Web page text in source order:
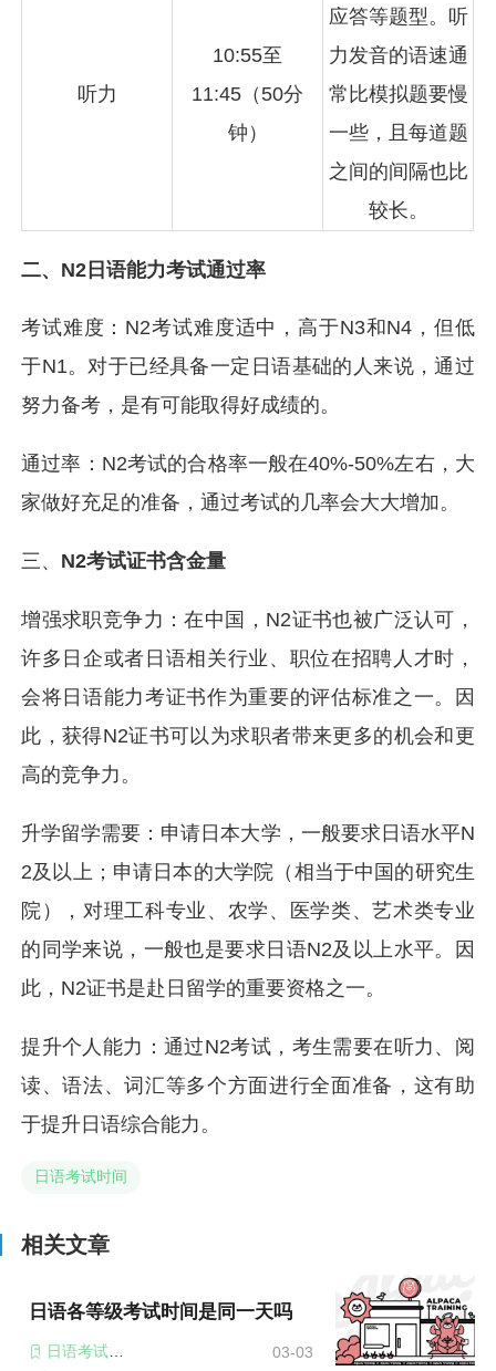
听力
10:55至
11:45（50分
钟）
应答等题型。听
力发音的语速通
常比模拟题要慢
一些，且每道题
之间的间隔也比
较长。
二、N2日语能力考试通过率
考试难度：N2考试难度适中，高于N3和N4，但低
于N1。对于已经具备一定日语基础的人来说，通过
努力备考，是有可能取得好成绩的。
通过率：N2考试的合格率一般在40%-50%左右，大
家做好充足的准备，通过考试的几率会大大增加。
三、 N2考试证书含金量
增强求职竞争力：在中国，N2证书也被广泛认可，
许多日企或者日语相关行业、职位在招聘人才时，
会将日语能力考证书作为重要的评估标准之一。因
此，获得N2证书可以为求职者带来更多的机会和更
高的竞争力。
升学留学需要：申请日本大学，一般要求日语水平N
2及以上；申请日本的大学院（相当于中国的研究生
院），对理工科专业、农学、医学类、艺术类专业
的同学来说，一般也是要求日语N2及以上水平。因
此，N2证书是赴日留学的重要资格之一。
提升个人能力：通过N2考试，考生需要在听力、阅
读、语法、词汇等多个方面进行全面准备，这有助
于提升日语综合能力。
日语考试时间
相关文章
日语各等级考试时间是同一天吗
日语考试时间 03-03